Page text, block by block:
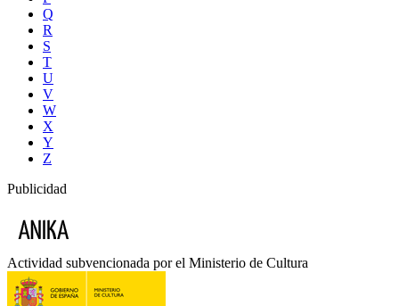
Q
R
S
T
U
V
W
X
Y
Z
Publicidad
Actividad subvencionada por el Ministerio de Cultura